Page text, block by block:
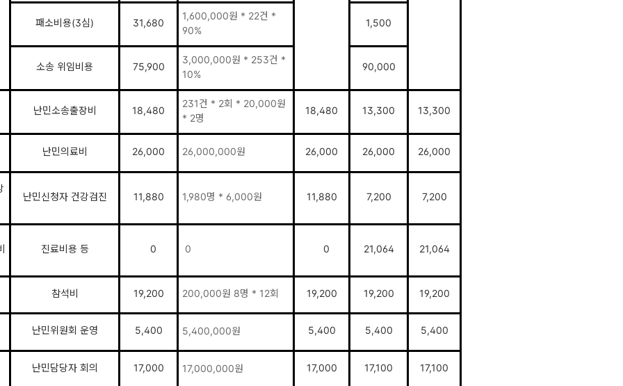
패소비용(3심) 31,680
1,600,000원 * 22건 *
90%
1,500
소송 위임비용 75,900
3,000,000원 * 253건 *
10%
90,000
난민소송출장비 18,480
231건 * 2회 * 20,000원
* 2명
18,480 13,300 13,300
난민의료비 26,000 26,000,000원 26,000 26,000 26,000
난민신청자 건강검진 11,880 1,980명 * 6,000원 11,880 7,200 7,200
진료비용 등 0 0 0 21,064 21,064
참석비 19,200 200,000원 8명 * 12회 19,200 19,200 19,200
난민위원회 운영 5,400 5,400,000원 5,400 5,400 5,400
난민담당자 회의 17,000 17,000,000원 17,000 17,100 17,100